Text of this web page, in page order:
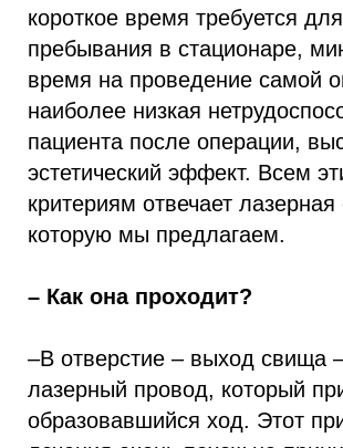
короткое время требуется для
пребывания в стационаре,
время на проведение самой
наиболее низкая
пациента после операции,
эстетический эффект. Всем
критериям отвечает
которую мы предлагаем.
– Как она проходит?
–В отверстие – выход свища
лазерный провод, который
образовавшийся ход. Этот